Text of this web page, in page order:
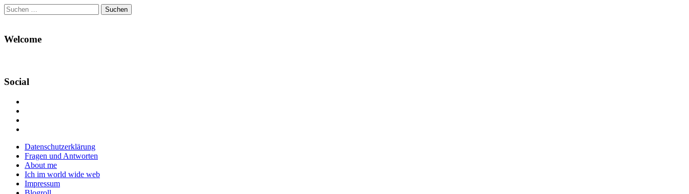
Suchen
nach:
Welcome
Social
Facebook
anzeigen
Twitter
anzeigen
auf
Instagram
anzeigen
Main
menu
Skip
content
Datenschutzerklärung
Fragen und Antworten
About me
Ich im world wide web
Impressum